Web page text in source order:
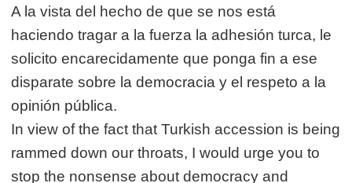
A la vista del hecho de que se nos está
haciendo tragar a la fuerza la adhesión turca, le
solicito encarecidamente que ponga fin a ese
disparate sobre la democracia y el respeto a la
opinión pública.
In view of the fact that Turkish accession is being
rammed down our throats, I would urge you to
stop the nonsense about democracy and